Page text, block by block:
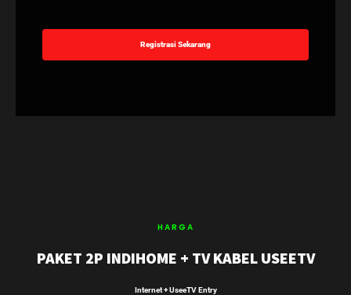
Registrasi Sekarang
HARGA
PAKET 2P INDIHOME + TV KABEL USEETV
Internet + UseeTV Entry